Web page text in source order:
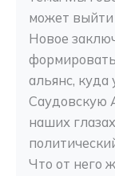
может выйти
Новое
альянс, куда
Саудовскую
наших
Что от него